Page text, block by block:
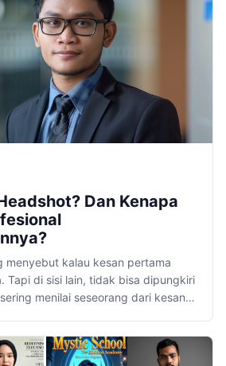
Dan Kenapa
menyebut kalau kesan pertama
Tapi di sisi lain, tidak bisa dipungkiri
menilai seseorang dari kesan